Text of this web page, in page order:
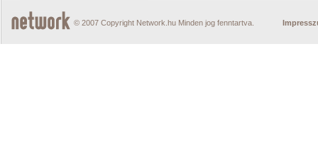
© 2007 Copyright Network.hu Minden jog fenntartva.